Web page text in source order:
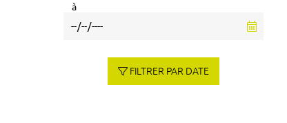
à
FILTRER PAR DATE